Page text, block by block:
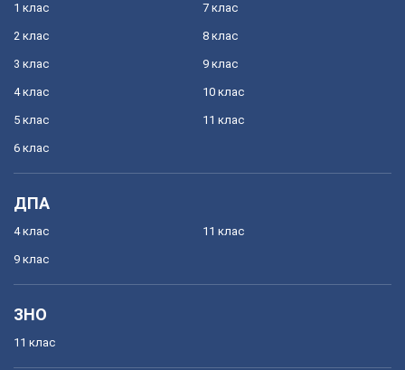
1 клас
2 клас
3 клас
4 клас
5 клас
6 клас
7 клас
8 клас
9 клас
10 клас
11 клас
ДПА
4 клас
9 клас
11 клас
ЗНО
11 клас